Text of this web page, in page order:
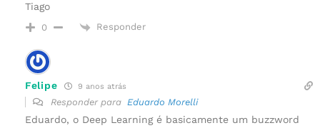
Tiago
0 Responder
Felipe 9 anos atrás
Responder para Eduardo Morelli
Eduardo, o Deep Learning é basicamente um buzzword